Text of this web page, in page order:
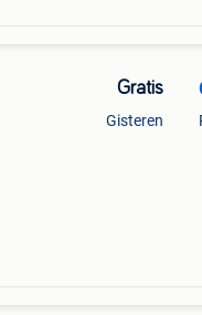
Gratis
Gisteren